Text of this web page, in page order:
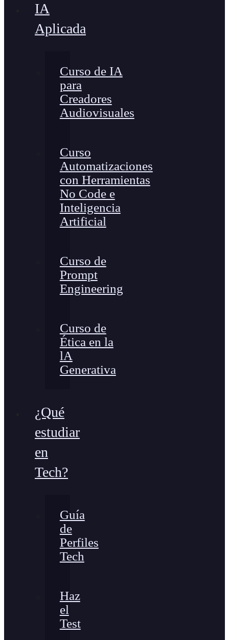
IA
Aplicada
Curso de IA
para
Creadores
Audiovisuales
Curso
Automatizaciones
con Herramientas
No Code e
Inteligencia
Artificial
Curso de
Prompt
Engineering
Curso de
Ética en la
lA
Generativa
¿Qué
estudiar
en
Tech?
Guía
de
Perfiles
Tech
Haz
el
Test